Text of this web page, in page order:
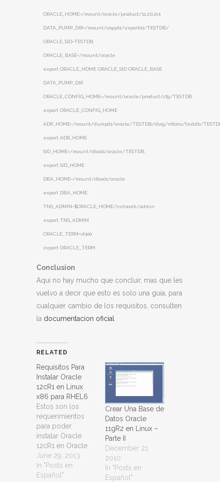
ORACLE_HOME=/mount/oracle/product/11.2.0.2v1
DATA_PUMP_DIR=/mount/copy01/export01/TESTDB/
ORACLE_SID=TESTDB
ORACLE_BASE=/mount/oracle
export ORACLE_HOME ORACLE_SID ORACLE_BASE
DATA_PUMP_DIR
ORACLE_CONFIG_HOME=/mount/oracle/product/cfg/TESTDB
export ORACLE_CONFIG_HOME
ADR_HOME=/mount/dump01/oracle/TESTDB/diag/rdbms/testdb/
export ADR_HOME
SID_HOME=/mount/dba01/oracle/TESTDB
export SID_HOME
DBA_HOME=/mount/dba01/oracle
export DBA_HOME
TNS_ADMIN=$ORACLE_HOME/network/admin
export TNS_ADMIN
ORACLE_TERM=vt100
export ORACLE_TERM
Conclusion
Aqui no hay mucho que concluir, mas que les
vuelvo a decir que esto es solo una guia, para
cualquier cambio de los requisitos, consulten
la documentacion oficial
RELATED
Requisitos Para
Instalar Oracle
12cR1 en Linux
x86 para RHEL6
Estos son los
requerimientos
para poder
instalar Oracle
12cR1 en Oracle
Linux x86 para
RHEL 6. Siempre
recomiendo
June 29, 2013
In "Posts en
Español"
Crear Una Base de
Datos Oracle
11gR2 en Linux –
Parte II
December 21,
2010
In "Posts en
Español"